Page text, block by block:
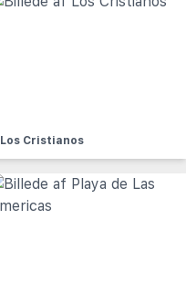
Los Cristianos